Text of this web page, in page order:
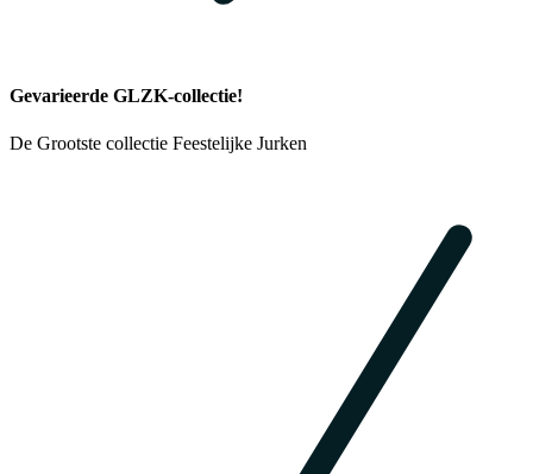
Gevarieerde GLZK-collectie!
De Grootste collectie Feestelijke Jurken